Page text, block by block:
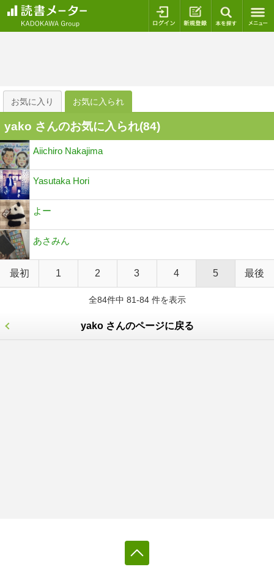
ログイン 新規登録
お気に入り お気に入られ
yako さんのお気に入られ(84)
Aiichiro Nakajima
Yasutaka Hori
よー
あさみん
最初 1 2 3 4 5 最後
全84件中 81-84 件を表示
yako さんのページに戻る